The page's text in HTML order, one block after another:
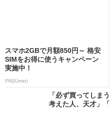
スマホ2GBで月額850円～ 格安
SIMをお得に使うキャンペーン
実施中！
PR(IIJmio)
「必ず買ってしま
考えた人、天才」